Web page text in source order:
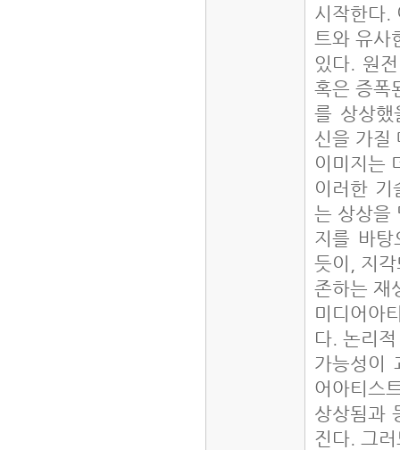
시작한다.
트와 유사
있다. 원
혹은 증폭
를 상상했
신을 가질
이미지는
이러한
는 상상을
지를 바탕
듯이, 지
존하는 재
미디어아
다. 논리
가능성이
어아티스
상상됨과
진다. 그